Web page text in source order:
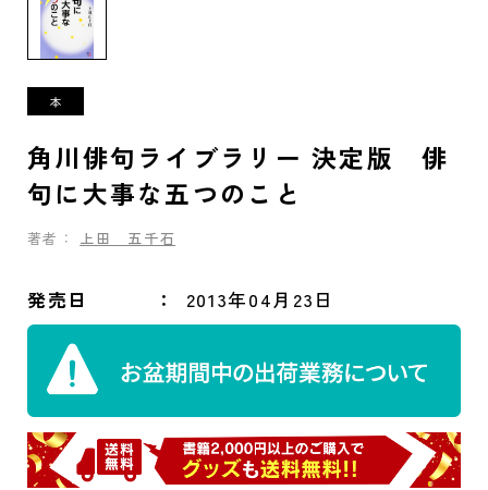
角川俳句ライブラリー 決定版 俳
句に大事な五つのこと
著者： 上田 五千石
発売日 2013年04月23日